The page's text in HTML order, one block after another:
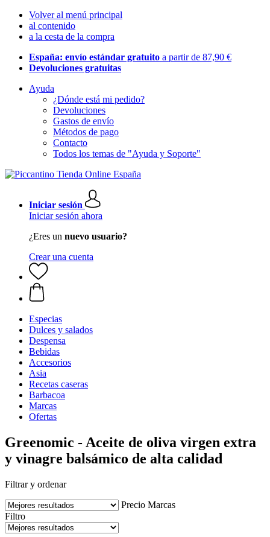
Volver al menú principal
al contenido
a la cesta de la compra
España: envío estándar gratuito a partir de 87,90 €
Devoluciones gratuitas
Ayuda
¿Dónde está mi pedido?
Devoluciones
Gastos de envío
Métodos de pago
Contacto
Todos los temas de "Ayuda y Soporte"
Iniciar sesión
Iniciar sesión ahora
¿Eres un nuevo usuario?
Crear una cuenta
Especias
Dulces y salados
Despensa
Bebidas
Accesorios
Asia
Recetas caseras
Barbacoa
Marcas
Ofertas
Greenomic - Aceite de oliva virgen extra
y vinagre balsámico de alta calidad
Filtrar y ordenar
Precio Marcas
Filtro